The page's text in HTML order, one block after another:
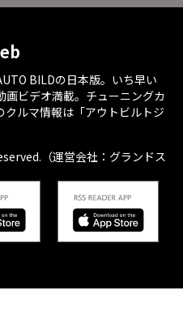
BILDの日本版。いち早い
ビデオ満載。チューニングカ
ルマ情報は「アウトビルトジ
（運営会社：グランドス